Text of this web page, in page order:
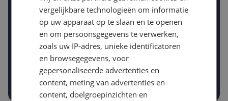
Gewenste daling of bedrag
-5% -10% -15%
Gewenste prijs
Prijsalert aanzetten
vergelijkbare technologieën om informatie
op uw apparaat op te slaan en te openen
en om persoonsgegevens te verwerken,
zoals uw IP-adres, unieke identificatoren
en browsegegevens, voor
gepersonaliseerde advertenties en
content, meting van advertenties en
content, doelgroepinzichten en